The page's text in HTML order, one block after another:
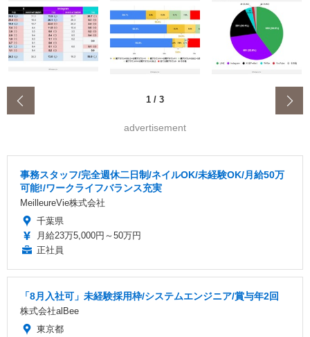
1 / 3
advertisement
事務スタッフ/完全週休二日制/ネイルOK/未経験OK/月給50万
可能!/ワークライフバランス充実
MeilleureVie株式会社
千葉県
月給23万5,000円～50万円
正社員
「8月入社可」未経験採用枠/システムエンジニア/賞与年2回
株式会社alBee
東京都